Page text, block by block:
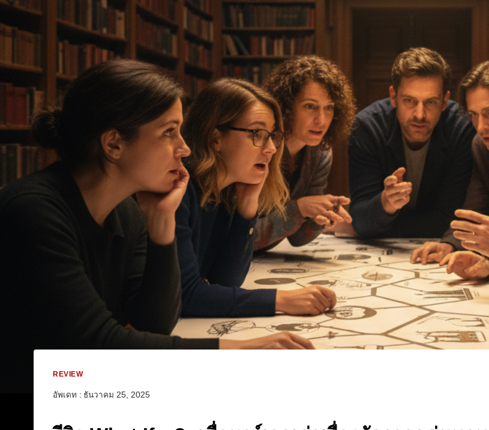
REVIEW
อัพเดท : ธันวาคม 25, 2025